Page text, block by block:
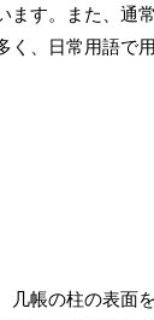
す。また、通
、日常用語で
帳の柱の表面